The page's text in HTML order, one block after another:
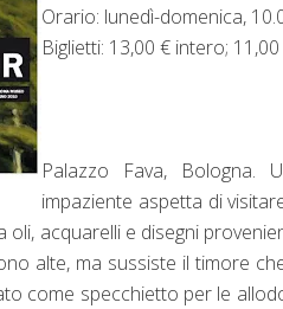
Orario: lunedì-domenica,
Biglietti: 13,00 € intero;
Palazzo Fava, Bologna.
impaziente aspetta di
acquarelli e disegni
alte, ma sussiste il timore
come specchietto per le